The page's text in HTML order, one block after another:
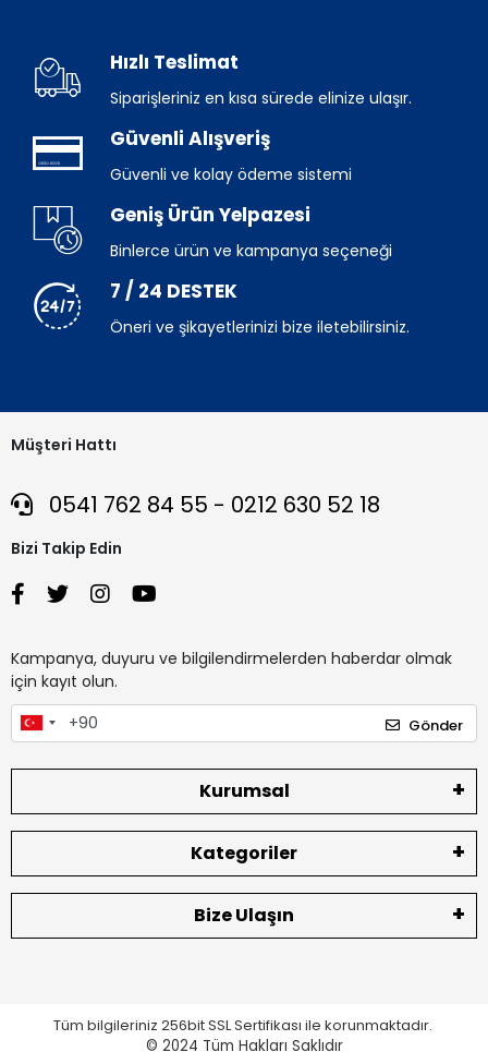
Hızlı Teslimat
Siparişleriniz en kısa sürede elinize ulaşır.
Güvenli Alışveriş
Güvenli ve kolay ödeme sistemi
Geniş Ürün Yelpazesi
Binlerce ürün ve kampanya seçeneği
7 / 24 DESTEK
Öneri ve şikayetlerinizi bize iletebilirsiniz.
Müşteri Hattı
0541 762 84 55 - 0212 630 52 18
Bizi Takip Edin
Kampanya, duyuru ve bilgilendirmelerden haberdar olmak
için kayıt olun.
Gönder
Kurumsal
Kategoriler
Bize Ulaşın
Tüm bilgileriniz 256bit SSL Sertifikası ile korunmaktadır.
© 2024 Tüm Hakları Saklıdır